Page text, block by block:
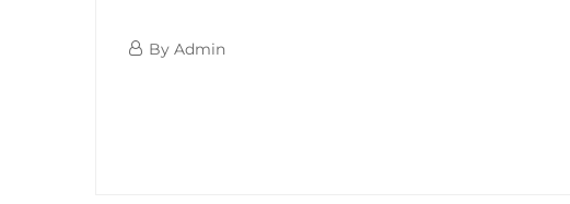
Eventos-
12 By Admin